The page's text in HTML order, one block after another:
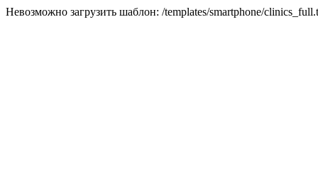
Невозможно загрузить шаблон: /templates/smartphone/